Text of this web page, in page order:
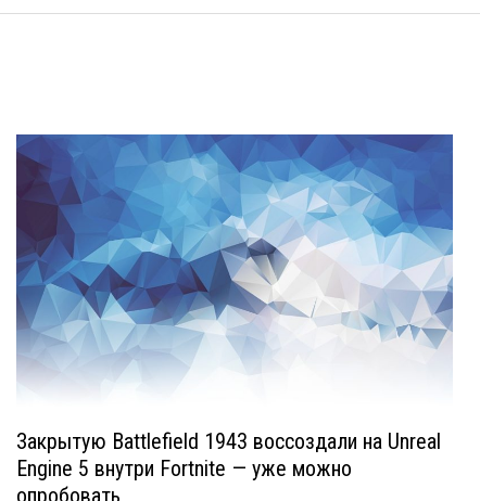
Закрытую Battlefield 1943 воссоздали на Unreal
Engine 5 внутри Fortnite — уже можно
опробовать